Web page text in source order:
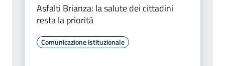
Asfalti Brianza: la salute dei cittadini
resta la priorità
Comunicazione istituzionale